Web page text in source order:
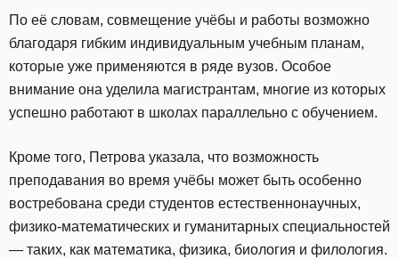
По её словам, совмещение учёбы и работы возможно
благодаря гибким индивидуальным учебным планам,
которые уже применяются в ряде вузов. Особое
внимание она уделила магистрантам, многие из которых
успешно работают в школах параллельно с обучением.
Кроме того, Петрова указала, что возможность
преподавания во время учёбы может быть особенно
востребована среди студентов естественнонаучных,
физико-математических и гуманитарных специальностей
— таких, как математика, физика, биология и филология.